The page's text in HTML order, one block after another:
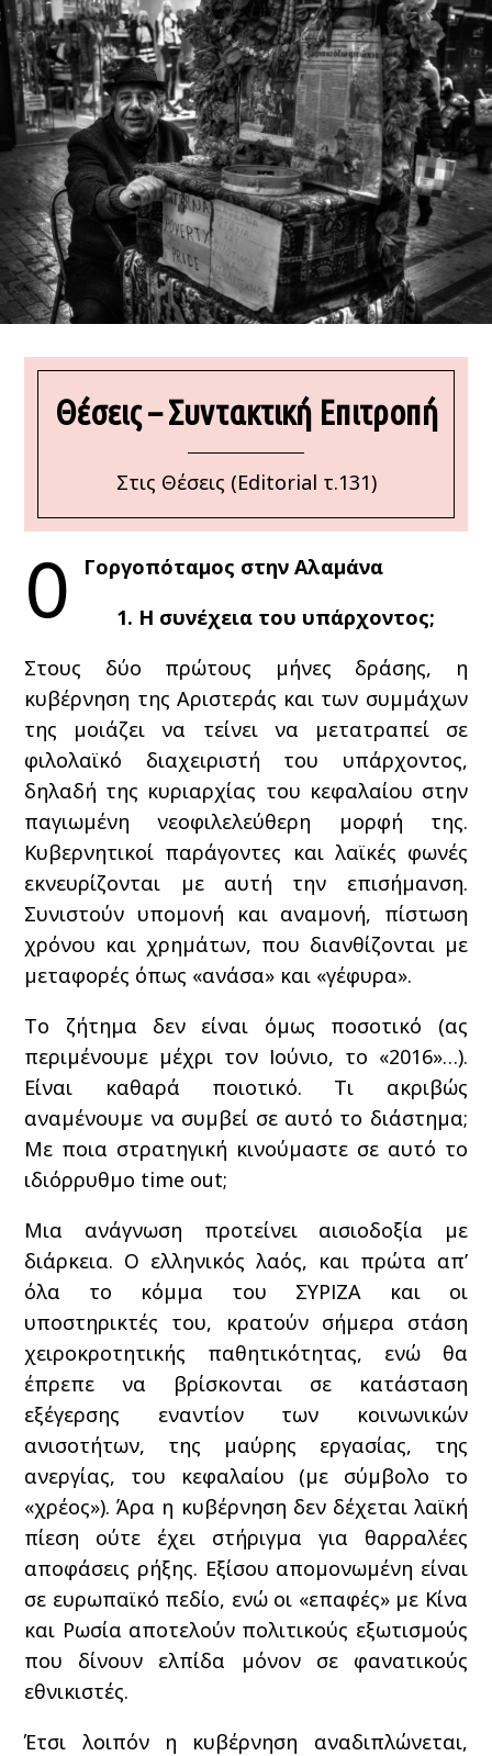
Θέσεις – Συντακτική Επιτροπή
Στις Θέσεις (Editorial τ.131)
Ο
Γοργοπόταμος στην Αλαμάνα
1. Η συνέχεια του υπάρχοντος;
Στους δύο πρώτους μήνες δράσης, η
κυβέρνηση της Αριστεράς και των συμμάχων
της μοιάζει να τείνει να μετατραπεί σε
φιλολαϊκό διαχειριστή του υπάρχοντος,
δηλαδή της κυριαρχίας του κεφαλαίου στην
παγιωμένη νεοφιλελεύθερη μορφή της.
Κυβερνητικοί παράγοντες και λαϊκές φωνές
εκνευρίζονται με αυτή την επισήμανση.
Συνιστούν υπομονή και αναμονή, πίστωση
χρόνου και χρημάτων, που διανθίζονται με
μεταφορές όπως «ανάσα» και «γέφυρα».
Το ζήτημα δεν είναι όμως ποσοτικό (ας
περιμένουμε μέχρι τον Ιούνιο, το «2016»…).
Είναι καθαρά ποιοτικό. Τι ακριβώς
αναμένουμε να συμβεί σε αυτό το διάστημα;
Με ποια στρατηγική κινούμαστε σε αυτό το
ιδιόρρυθμο time out;
Μια ανάγνωση προτείνει αισιοδοξία με
διάρκεια. Ο ελληνικός λαός, και πρώτα απ’
όλα το κόμμα του ΣΥΡΙΖΑ και οι
υποστηρικτές του, κρατούν σήμερα στάση
χειροκροτητικής παθητικότητας, ενώ θα
έπρεπε να βρίσκονται σε κατάσταση
εξέγερσης εναντίον των κοινωνικών
ανισοτήτων, της μαύρης εργασίας, της
ανεργίας, του κεφαλαίου (με σύμβολο το
«χρέος»). Άρα η κυβέρνηση δεν δέχεται λαϊκή
πίεση ούτε έχει στήριγμα για θαρραλέες
αποφάσεις ρήξης. Εξίσου απομονωμένη είναι
σε ευρωπαϊκό πεδίο, ενώ οι «επαφές» με Κίνα
και Ρωσία αποτελούν πολιτικούς εξωτισμούς
που δίνουν ελπίδα μόνον σε φανατικούς
εθνικιστές.
Έτσι λοιπόν η κυβέρνηση αναδιπλώνεται,